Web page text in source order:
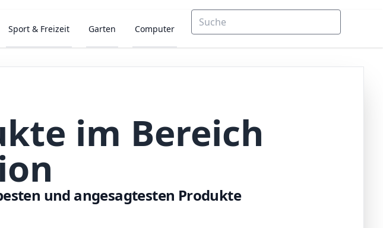
Sport & Freizeit Garten Computer
im Bereich
und angesagtesten Produkte